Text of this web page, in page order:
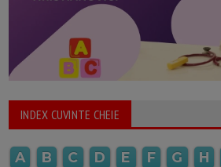
INDEX CUVINTE CHEIE
A B C D E F G H